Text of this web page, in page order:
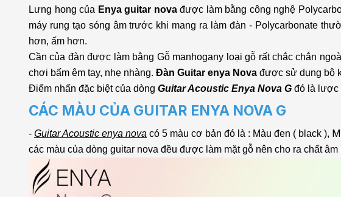
Lưng hong của Enya guitar novađược làm bằng công nghệ
máy rung tạo sóng âm trước khi mang ra làm đàn - Polycarbonate
hơn, ấm hơn.
Cần của đàn được làm bằng Gỗ manhogany loại gỗ rất chắc chắn
chơi bấm êm tay, nhẹ nhàng. Đàn Guitar enya Nova được sử dụng bộ
Điểm nhấn đặc biệt của dòng Guitar Acoustic Enya Nova G đó là lược
CÁC MÀU CỦA GUITAR ENYA NOVA G
- Guitar Acoustic enya nova có 5 màu cơ bản đó là : Màu đen ( black ),
các màu của dòng guitar nova đều được làm mặt gỗ nên cho ra chất âm